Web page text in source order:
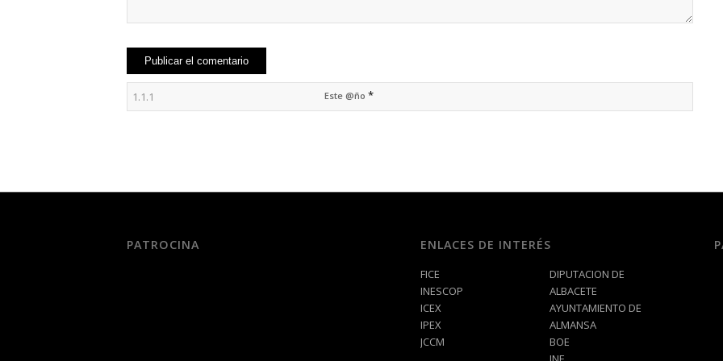
Este @ño *
PATROCINA ENLACES DE INTERÉS
FICE
INESCOP
ICEX
IPEX
JCCM
DIPUTACION DE
ALBACETE
AYUNTAMIENTO DE
ALMANSA
BOE